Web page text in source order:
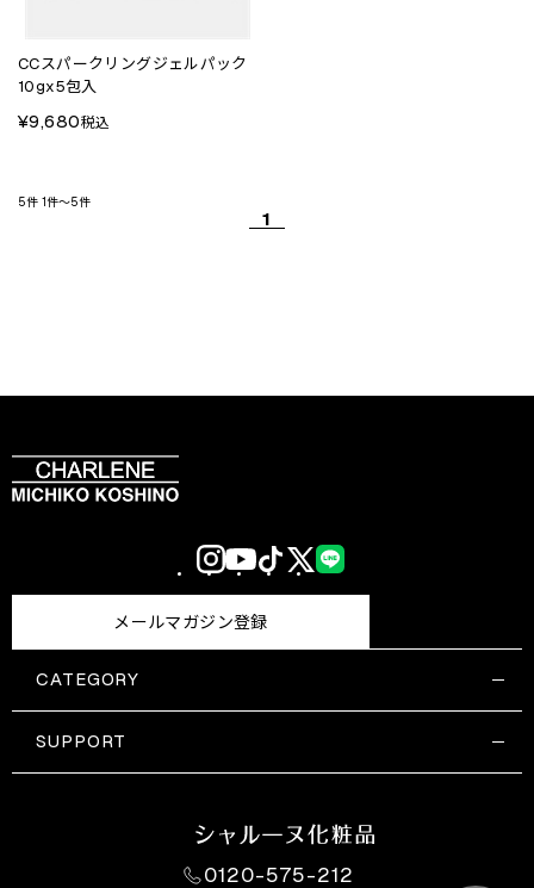
CCスパークリングジェルパック
10gx5包入
¥9,680税込
5件 1件～5件
1
CATEGORY
サプリメント・保健機能食品
SUPPORT
0120-575-212
メールマガジン登録